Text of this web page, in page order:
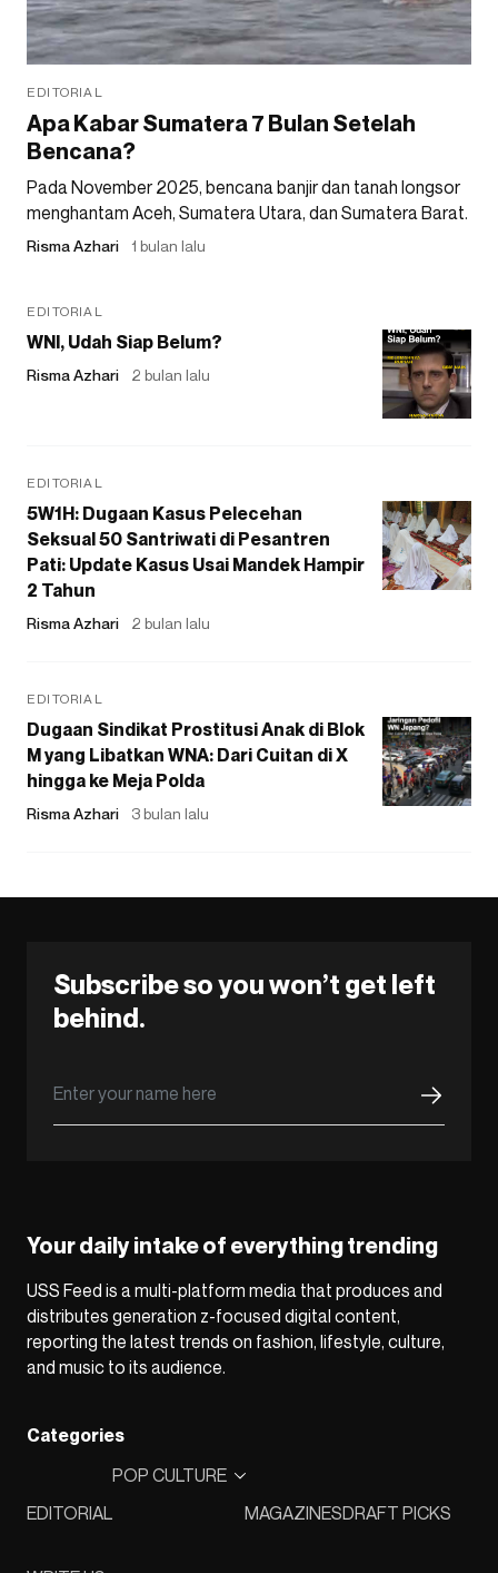
EDITORIAL
Apa Kabar Sumatera 7 Bulan Setelah
Bencana?
Pada November 2025, bencana banjir dan tanah longsor
menghantam Aceh, Sumatera Utara, dan Sumatera Barat.
Risma Azhari 1 bulan lalu
EDITORIAL
WNI, Udah Siap Belum?
Risma Azhari 2 bulan lalu
EDITORIAL
5W1H: Dugaan Kasus Pelecehan
Seksual 50 Santriwati di Pesantren
Pati: Update Kasus Usai Mandek Hampir
2 Tahun
Risma Azhari 2 bulan lalu
EDITORIAL
Dugaan Sindikat Prostitusi Anak di Blok
M yang Libatkan WNA: Dari Cuitan di X
hingga ke Meja Polda
Risma Azhari 3 bulan lalu
Subscribe so you won’t get left
behind.
Your daily intake of everything trending
USS Feed is a multi-platform media that produces and
distributes generation z-focused digital content,
reporting the latest trends on fashion, lifestyle, culture,
and music to its audience.
Categories
EDITORIAL
POP CULTURE
MAGAZINESDRAFT PICKS